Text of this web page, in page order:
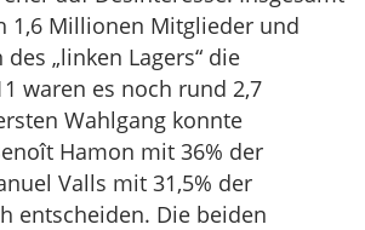
1,6 Millionen Mitglieder und
„linken Lagers“ die
waren es noch rund 2,7
Wahlgang konnte
Hamon mit 36% der
Valls mit 31,5% der
entscheiden. Die beiden